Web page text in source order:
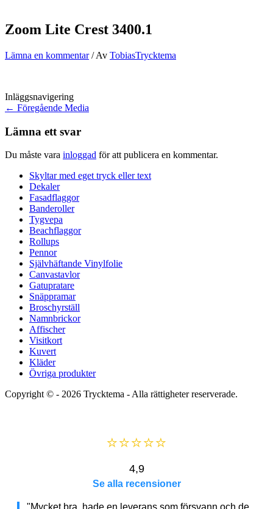
Zoom Lite Crest 3400.1
Lämna en kommentar / Av TobiasTrycktema
Inläggsnavigering
← Föregående Media
Lämna ett svar
Du måste vara inloggad för att publicera en kommentar.
Skyltar med eget tryck eller text
Dekaler
Fasadflaggor
Banderoller
Tygvepa
Beachflaggor
Rollups
Pennor
Självhäftande Vinylfolie
Canvastavlor
Gatupratare
Snäppramar
Broschyrställ
Namnbrickor
Affischer
Visitkort
Kuvert
Kläder
Övriga produkter
Copyright © - 2026 Trycktema - Alla rättigheter reserverade.
⭐⭐⭐⭐⭐
4,9
Se alla recensioner